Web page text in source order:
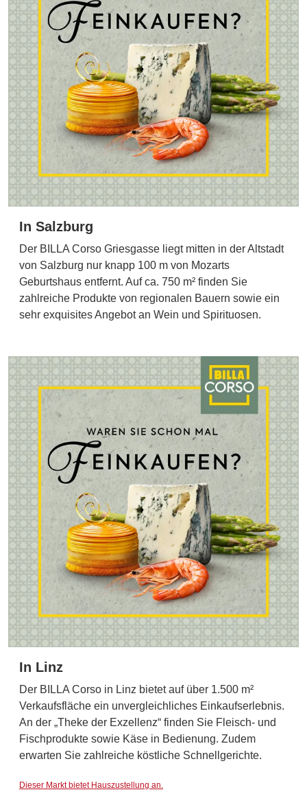
In Salzburg
Der BILLA Corso Griesgasse liegt mitten in der Altstadt
von Salzburg nur knapp 100 m von Mozarts
Geburtshaus entfernt. Auf ca. 750 m² finden Sie
zahlreiche Produkte von regionalen Bauern sowie ein
sehr exquisites Angebot an Wein und Spirituosen.
In Linz
Der BILLA Corso in Linz bietet auf über 1.500 m²
Verkaufsfläche ein unvergleichliches Einkaufserlebnis.
An der „Theke der Exzellenz“ finden Sie Fleisch- und
Fischprodukte sowie Käse in Bedienung. Zudem
erwarten Sie zahlreiche köstliche Schnellgerichte.
Dieser Markt bietet Hauszustellung an.